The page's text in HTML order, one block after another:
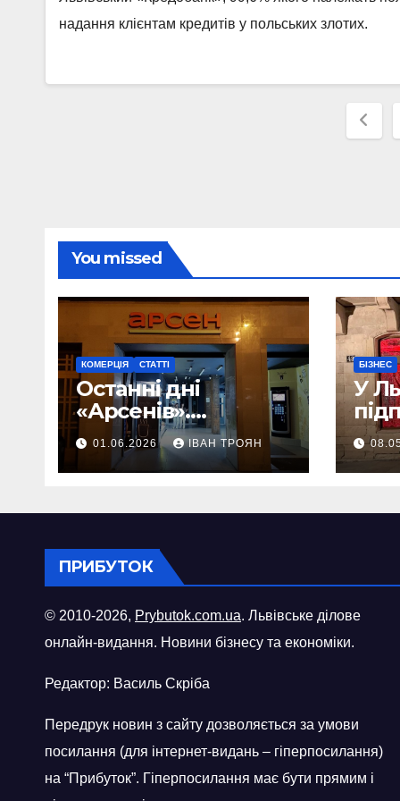
надання клієнтам кредитів у польських злотих.
You missed
КОМЕРЦІЯ СТАТТІ
Останні дні
«Арсенів».
Фоторепортаж
01.06.2026 ІВАН ТРОЯН
БІЗНЕС
У
ПРИБУТОК
© 2010-2026, Prybutok.com.ua. Львівське ділове
онлайн-видання. Новини бізнесу та економіки.
Редактор: Василь Скріба
Передрук новин з сайту дозволяється за умови
посилання (для інтернет-видань – гіперпосилання)
на “Прибуток”. Гіперпосилання має бути прямим і